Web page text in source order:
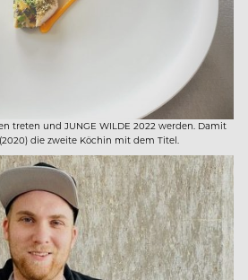
treten und JUNGE WILDE 2022 werden. Damit
die zweite Köchin mit dem Titel.